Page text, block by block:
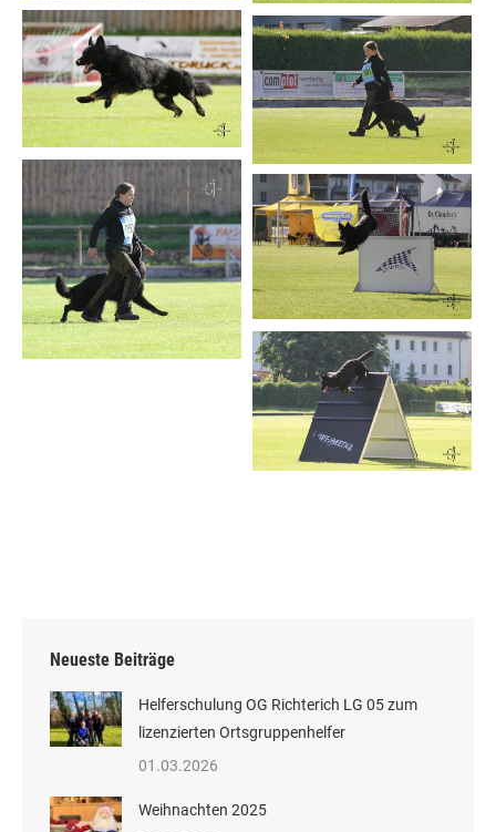
Neueste Beiträge
Helferschulung OG Richterich LG 05 zum
lizenzierten Ortsgruppenhelfer
01.03.2026
Weihnachten 2025